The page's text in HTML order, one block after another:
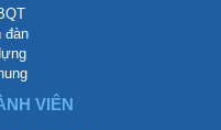
đàn
VIÊN